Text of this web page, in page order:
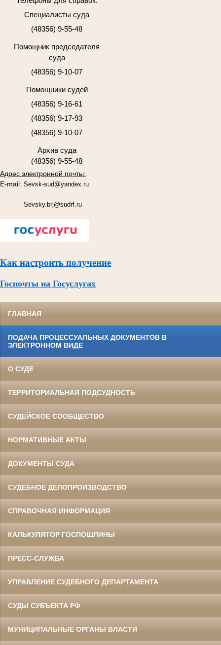
Специалисты суда
(48356) 9-55-48
Помощник председателя
суда
(48356) 9-10-07
Помощники судей
(48356) 9-16-61
(48356) 9-17-93
(48356) 9-10-07
Архив суда
(48356) 9-55-48
Адрес электронной почты:
E-mail: Sevsk-sud@yandex.ru
Sevsky.brj@sudrf.ru
Как настроить получение
Госпочты на Госуслугах
ГЛАВНАЯ
ПОДАЧА ПРОЦЕССУАЛЬНЫХ ДОКУМЕНТОВ В
ЭЛЕКТРОННОМ ВИДЕ
О СУДЕ
ТЕРРИТОРИАЛЬНАЯ ПОДСУДНОСТЬ
СУДЕЙСКОЕ СООБЩЕСТВО
НОРМАТИВНЫЕ АКТЫ
ДОКУМЕНТЫ СУДА
СУДЕБНОЕ ДЕЛОПРОИЗВОДСТВО
СПРАВОЧНАЯ ИНФОРМАЦИЯ
КАЛЬКУЛЯТОР ГОСПОШЛИНЫ
ПРЕСС-СЛУЖБА
УПРАВЛЕНИЕ СУДЕБНОГО ДЕПАРТАМЕНТА
СУДЫ СУБЪЕКТА РФ
МУНИЦИПАЛЬНЫЕ ОРГАНЫ ВЛАСТИ